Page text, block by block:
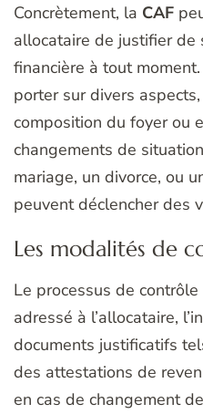
Concrètement, la CAF
allocataire de justifier
financière à tout
porter sur divers
composition du foyer ou
changements de
mariage, un divorce, ou
peuvent déclencher des
Les modalités de
Le processus de
adressé à l’allocataire,
documents justificatifs
des attestations de
en cas de changement